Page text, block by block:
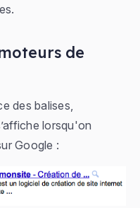
de
des balises,
lorsqu'on
Google :